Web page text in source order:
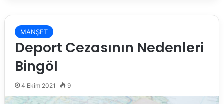
MANŞET
Deport Cezasının Nedenleri
Bingöl
4 Ekim 2021 9